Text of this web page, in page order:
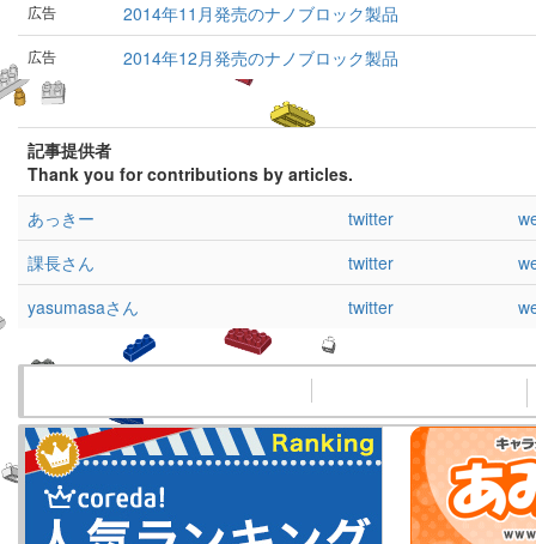
広告 2014年11月発売のナノブロック製品
広告 2014年12月発売のナノブロック製品
記事提供者
Thank you for contributions by articles.
あっきー
twitter
課長さん
twitter
yasumasaさん
twitter